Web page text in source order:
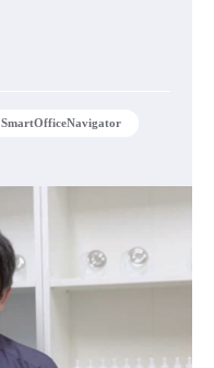
SmartOfficeNavigator